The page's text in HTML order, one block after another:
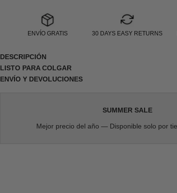
ENVÍO GRATIS 30 DAYS EASY RETURNS
DESCRIPCIÓN
LISTO PARA COLGAR
ENVÍO Y DEVOLUCIONES
SUMMER SALE
Mejor precio del año — Disponible solo por